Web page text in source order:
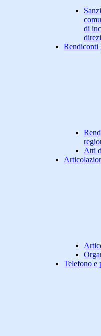
di
Rendiconti
Atti
Telefono e